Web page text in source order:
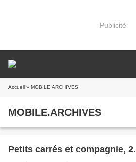
Publicité
Accueil » MOBILE.ARCHIVES
MOBILE.ARCHIVES
Petits carrés et compagnie, 2.